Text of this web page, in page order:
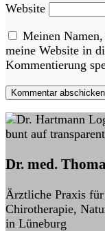
Website
Meinen
meine Website in
Kommentierung
Kommentar abschicken
Dr. med.
Ärztliche Praxis
Chirotherapie,
in Lüneburg